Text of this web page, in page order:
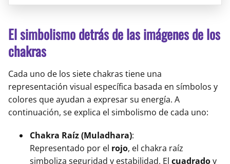
El simbolismo detrás de las imágenes de los
chakras
Cada uno de los siete chakras tiene una
representación visual específica basada en símbolos y
colores que ayudan a expresar su energía. A
continuación, se explica el simbolismo de cada uno:
Chakra Raíz (Muladhara):
Representado por el rojo, el chakra raíz
simboliza seguridad y estabilidad. El cuadradoy